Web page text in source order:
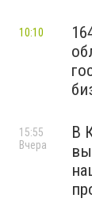
10:10
В
15:55
Вчера